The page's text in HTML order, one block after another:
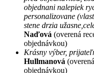
objednani nalepiek
personalizovane
stene drzia
Naďová (overená
objednávkou)
Krásny výber,
Hullmanová
objednávkou)